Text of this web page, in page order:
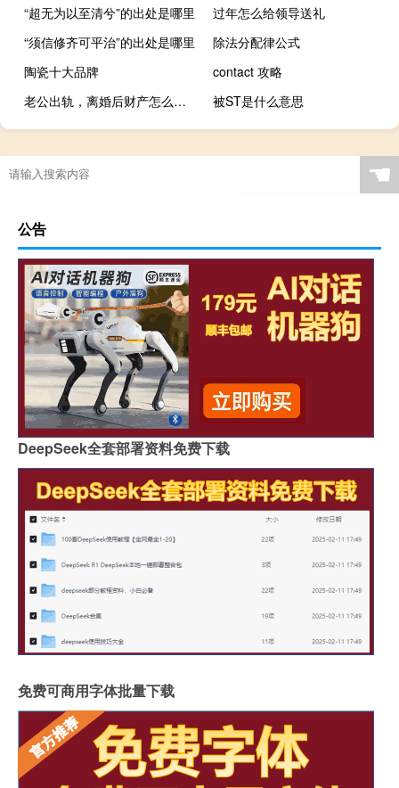
“超无为以至清兮”的出处是哪里
过年怎么给领导送礼
“须信修齐可平治”的出处是哪里
除法分配律公式
陶瓷十大品牌
contact 攻略
老公出轨，离婚后财产怎么分割
被ST是什么意思
☚
公告
DeepSeek全套部署资料免费下载
免费可商用字体批量下载